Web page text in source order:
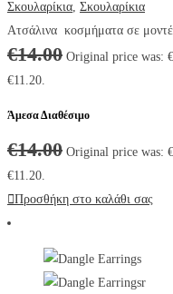
Σκουλαρίκια, Σκουλαρίκια
Ατσάλινα κοσμήματα σε
€14.00 Original price was:
€11.20.
Άμεσα Διαθέσιμο
€14.00 Original price was:
€11.20.
Προσθήκη στο καλάθι σας